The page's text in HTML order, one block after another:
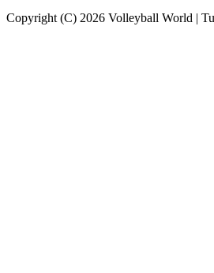
Copyright (C) 2026 Volleyball World |